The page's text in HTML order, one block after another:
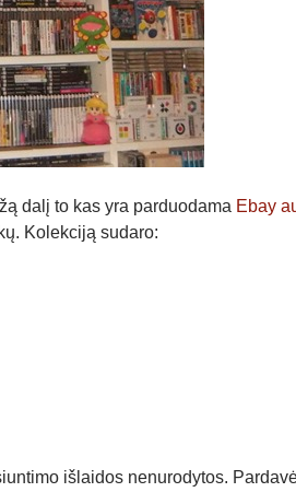
dalį to kas yra parduodama Ebay
Kolekciją sudaro:
išlaidos nenurodytos.